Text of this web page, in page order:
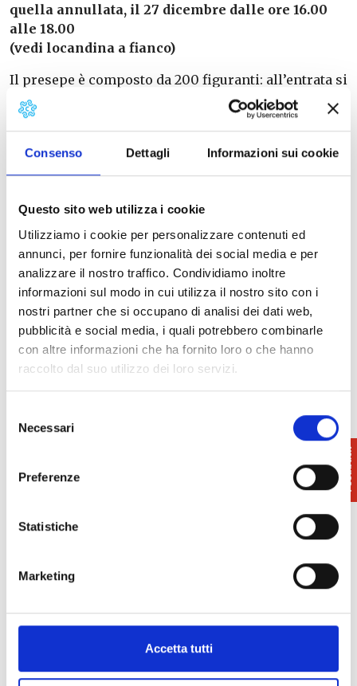
Consenso Dettagli Informazioni sui cookie
Questo sito web utilizza i cookie
Utilizziamo i cookie per personalizzare contenuti ed
annunci, per fornire funzionalità dei social media e per
analizzare il nostro traffico. Condividiamo inoltre
informazioni sul modo in cui utilizza il nostro sito con i
nostri partner che si occupano di analisi dei dati web,
pubblicità e social media, i quali potrebbero combinarle
con altre informazioni che ha fornito loro o che hanno
raccolto dal suo utilizzo dei loro servizi.
delNecessari
Preferenze
Statistiche
Marketing
Accetta tutti
quella annullata, il 27 dicembre dalle ore 16.00
alle 18.00
(vedi locandina a fianco)
Il presepe è composto da 200 figuranti: all’entrata si
è accolti con dalla dogana di Betlemme dove i
visitatori sono censiti e possono lasciare un segno
acquistare prodotti nelle botteghe artigianali.
palazzo di Erode col cambio delle guardia e alla
capanna, con l’asino e il bue, dove nasce il Salvatore
visitato dai Magi guidati da una stella luminosa.
Info allapagina
Info: 050.960065
Parrocchia San Piero a Grado
Email:parrocchia@sanpieroagrado.it